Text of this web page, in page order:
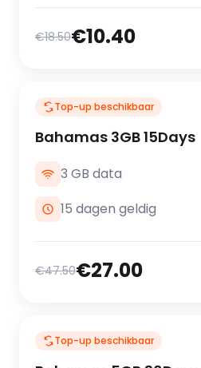
€18.50€10.40
Top-up beschikbaar
Bahamas 3GB 15Days
3 GB data
15 dagen geldig
€47.50€27.00
Top-up beschikbaar